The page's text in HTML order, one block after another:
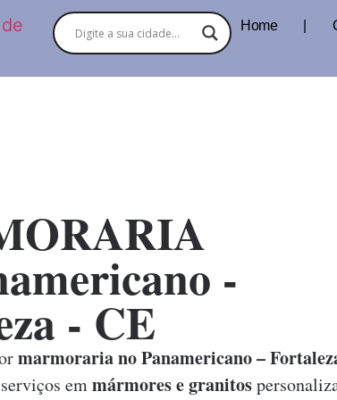
Home
-
- CE
marmoraria no Panamericano –
emmármores e granitos